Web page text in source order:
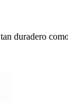
duradero